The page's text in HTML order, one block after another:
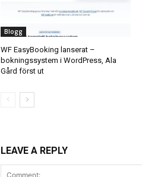
Blogg
WF EasyBooking lanserat –
bokningssystem i WordPress, Ala
Gård först ut
LEAVE A REPLY